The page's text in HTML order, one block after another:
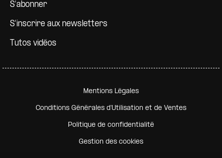
S'abonner
S'inscrire aux newsletters
Tutos vidéos
Pied de page secondaire
Mentions Légales
Conditions Générales d'Utilisation et de Ventes
Politique de confidentialité
Gestion des cookies